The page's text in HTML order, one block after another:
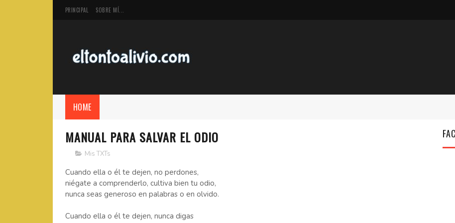
PRINCIPAL SOBRE MÍ...
HOME
MANUAL PARA SALVAR EL ODIO
Mis TXTs
Cuando ella o él te dejen, no perdones,
niégate a comprenderlo, cultiva bien tu odio,
nunca seas generoso en palabras o en olvido.
Cuando ella o él te dejen, nunca digas